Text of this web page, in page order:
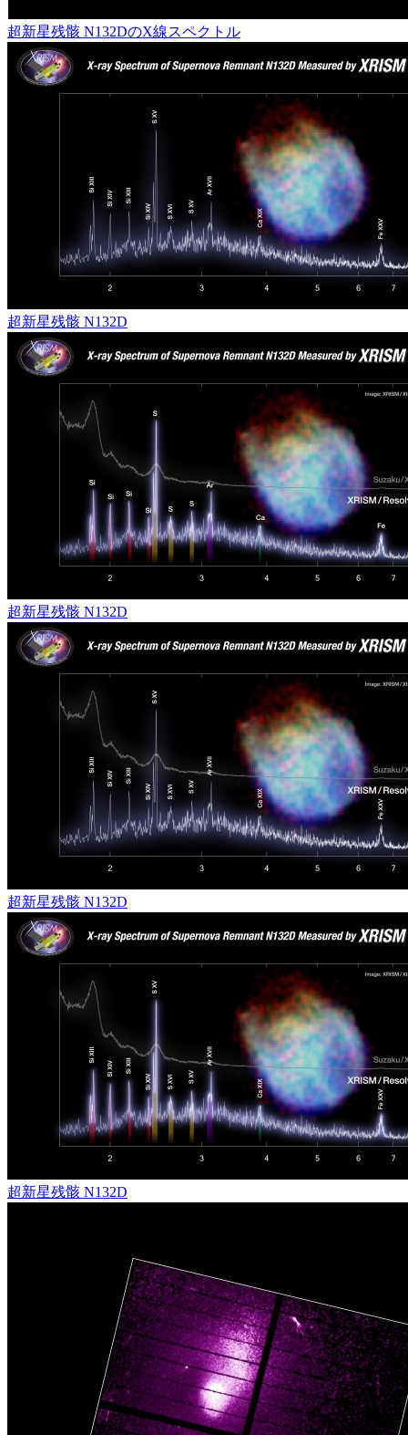
超新星残骸 N132DのX線スペクトル
超新星残骸 N132D
超新星残骸 N132D
超新星残骸 N132D
超新星残骸 N132D